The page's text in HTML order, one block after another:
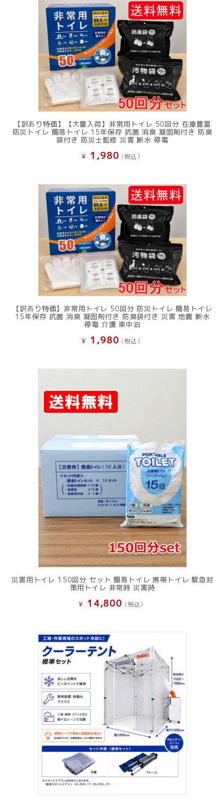
で
し
た。
¥ 11,801
で
す。
【訳あり特価】【大量入荷】非常用トイレ 50回分 在庫豊富
防災トイレ 簡易トイレ 15年保存 抗菌 消臭 凝固剤付き 防臭
袋付き 防災士監修 災害 断水 停電
¥ 1,980 (税込）
【訳あり特価】非常用トイレ 50回分 防災トイレ 簡易トイレ
15年保存 抗菌 消臭 凝固剤付き 防臭袋付き 災害 地震 断水
停電 介護 車中泊
¥ 1,980 (税込）
災害用トイレ 150回分 セット 簡易トイレ 携帯トイレ 緊急対
策用トイレ 非常時 災害時
¥ 14,800 (税込）